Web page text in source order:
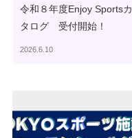
令和８年度Enjoy Sportsカ
タログ 受付開始！
2026.6.10